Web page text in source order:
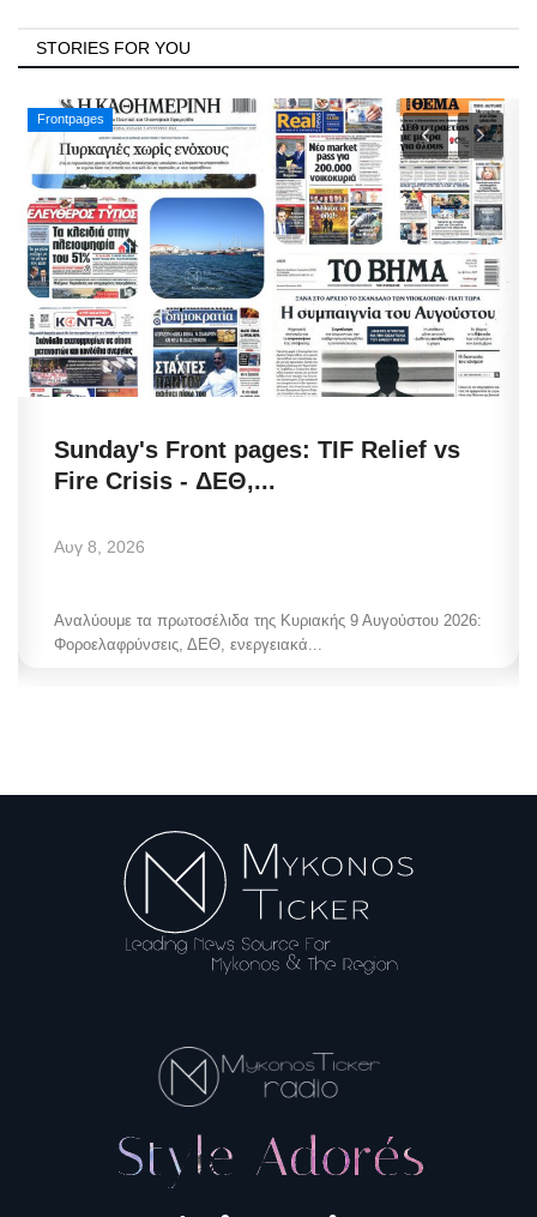
STORIES FOR YOU
Frontpages
Sunday's Front pages: TIF Relief vs
Fire Crisis - ΔΕΘ,...
Αυγ 8, 2026
Αναλύουμε τα πρωτοσέλιδα της Κυριακής 9 Αυγούστου 2026:
Φοροελαφρύνσεις, ΔΕΘ, ενεργειακά...